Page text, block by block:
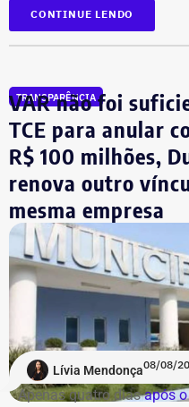
insegurança pública” no
município do Rio de
Compliance e
justificativa
A estatal afirma que a
de governança levou à
ao combate de práticas
interesses da companhia.
cenário expõe os diretores
tornando necessária a
A contratação ocorre em
ações de compliance da
reforçou auditorias
Casa Civil.
CONTINUE LENDO
TRANSPARÊNCIA
VAR não foi
TCE para anular
R$ 100 milhões,
renova outro
mesma empresa
Lívia Mendonça08/08/
Apenas quatro diasapós